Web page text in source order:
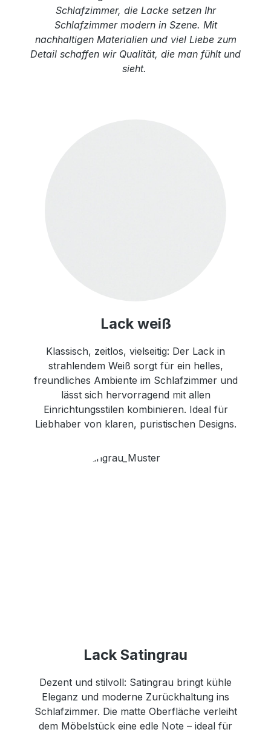
Schlafzimmer, die Lacke setzen Ihr
Schlafzimmer modern in Szene. Mit
nachhaltigen Materialien und viel Liebe zum
Detail schaffen wir Qualität, die man fühlt und
sieht.
Lack weiß
Klassisch, zeitlos, vielseitig: Der Lack in
strahlendem Weiß sorgt für ein helles,
freundliches Ambiente im Schlafzimmer und
lässt sich hervorragend mit allen
Einrichtungsstilen kombinieren. Ideal für
Liebhaber von klaren, puristischen Designs.
Lack Satingrau
Dezent und stilvoll: Satingrau bringt kühle
Eleganz und moderne Zurückhaltung ins
Schlafzimmer. Die matte Oberfläche verleiht
dem Möbelstück eine edle Note – ideal für